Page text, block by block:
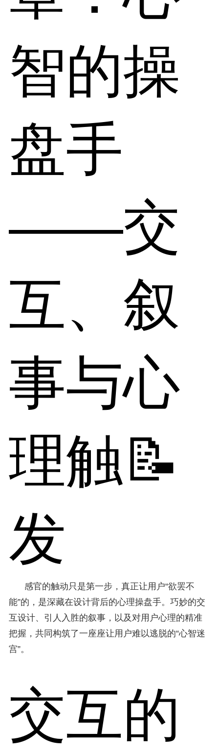
智的操
盘手
——交
互、叙
事与心
理触📝
发
感官的触动只是第一步，真正让用户“欲罢不
能”的，是深藏在设计背后的心理操盘手。巧妙的交
互设计、引人入胜的叙事，以及对用户心理的精准
把握，共同构筑了一座座让用户难以逃脱的“心智迷
宫”。
交互的